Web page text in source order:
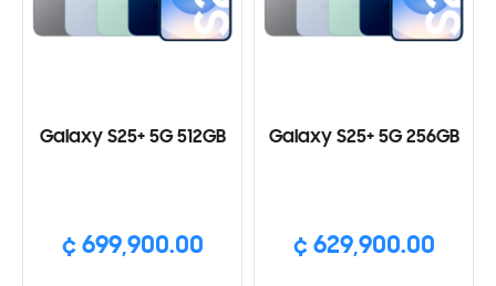
Galaxy S25+ 5G 512GB
¢ 699,900.00
Galaxy S25+ 5G 256GB
¢ 629,900.00